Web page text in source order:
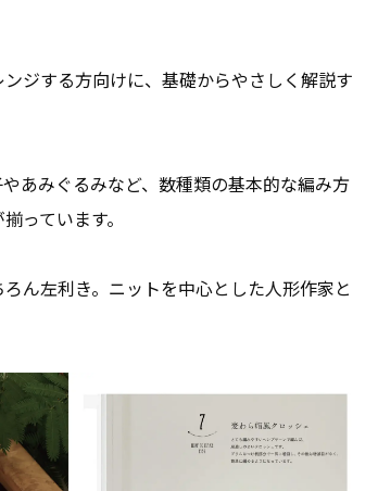
ジする方向けに、基礎からやさしく解説す
あみぐるみなど、数種類の基本的な編み方
っています。
ん左利き。ニットを中心とした人形作家と